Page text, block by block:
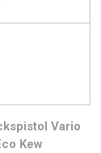
Vario
Kew